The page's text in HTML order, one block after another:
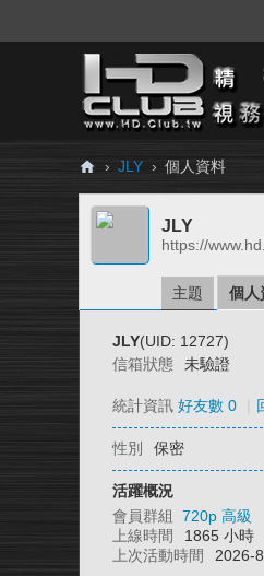
H
Cl
› JLY › 個人資料
JLY
https://
主題 個人
JLY(UID: 12727)
信箱狀態
未驗證
統計資訊 好友數 0
性別 保密
活躍概況
會員群組 720p 高級
上線時間
1865 小時
上次活動時間
2026-